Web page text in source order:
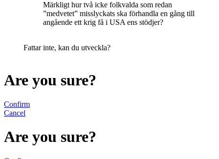
Märkligt hur två icke folkvalda som redan
”medvetet” misslyckats ska förhandla en gång till
angående ett krig få i USA ens stödjer?
Fattar inte, kan du utveckla?
Are you sure?
Confirm
Cancel
Are you sure?